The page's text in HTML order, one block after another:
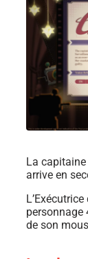
La
arrive en
L’Exécutrice
de son